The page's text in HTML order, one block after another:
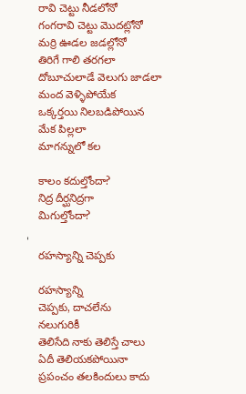
రావి చెట్టు నీడలోనో
గంగరావి చెట్టు మొదట్లోనో
మర్రి ఊడల జడల్లోనో
తిరిగే గాలి తరగలా
దోబూచులాడే వెలుగు జాడలా
మంద వెళ్ళిపోయేక
ఒక్కర్తయి నిలబడిపోయిన
మేక పిల్లలా
మాగన్నులో కల
కాలం కదుల్తోందా?
నిద్ర దీర్ఘనిద్రగా
మిగుల్తోందా?
రహస్యాన్ని చెప్పకు
రహస్యాన్ని
చెప్పకు, దాచలేను
నలుగురికీ
తెలిసేది నాకు తెలిస్తే చాలు
ఏదీ తెలియకపోయినా
ప్రపంచం తలకిందులు కాదు